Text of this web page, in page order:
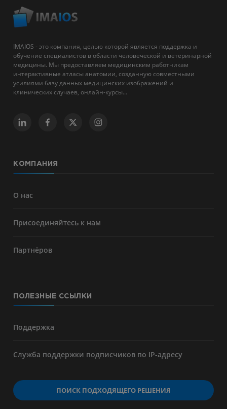
IMAIOS - это компания, целью которой является поддержка и
обучение специалистов в области человеческой и ветеринарной
медицины. Мы предоставляем медицинским работникам
интерактивные атласы анатомии, созданную совместными
усилиями базу данных медицинских изображений и
клинических случаев, онлайн-курсы...
КОМПАНИЯ
О нас
Присоединяйтесь к нам
Партнёров
ПОЛЕЗНЫЕ ССЫЛКИ
Поддержка
Служба поддержки подписчиков по IP-адресу
ПОИСК ПОДХОДЯЩЕГО РЕШЕНИЯ